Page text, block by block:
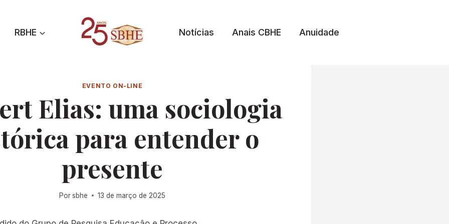
RBHE Notícias Anais CBHE Anuidade
EVENTO ON-LINE
Elias: uma sociologia
para entender o
presente
Porsbhe 13 de março de 2025